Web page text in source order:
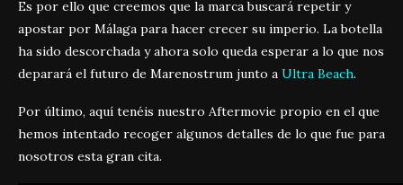
Es por ello que creemos que la marca buscará repetir y
apostar por Málaga para hacer crecer su imperio. La botella
ha sido descorchada y ahora solo queda esperar a lo que nos
deparará el futuro de Marenostrum junto a Ultra Beach.
Por último, aquí tenéis nuestro Aftermovie propio en el que
hemos intentado recoger algunos detalles de lo que fue para
nosotros esta gran cita.